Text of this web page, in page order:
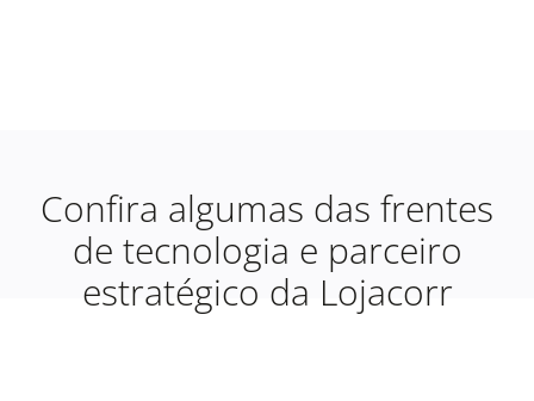
Confira algumas das frentes
de tecnologia e parceiro
estratégico da Lojacorr